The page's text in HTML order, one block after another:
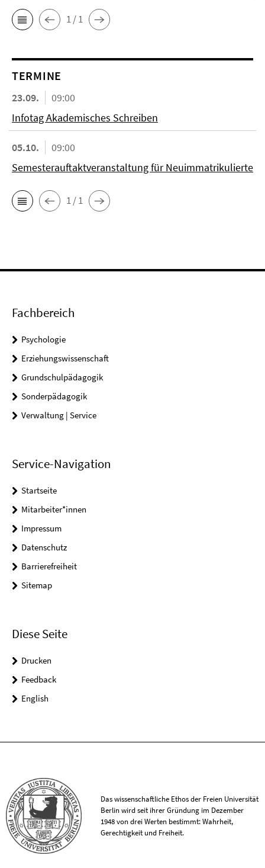
1 / 1
TERMINE
23.09.
09:00
Infotag Akademisches Schreiben
05.10.
09:00
Semesterauftaktveranstaltung für Neuimmatrikulierte
1 / 1
Fachbereich
Psychologie
Erziehungswissenschaft
Grundschulpädagogik
Sonderpädagogik
Verwaltung | Service
Service-Navigation
Startseite
Mitarbeiter*innen
Impressum
Datenschutz
Barrierefreiheit
Sitemap
Diese Seite
Drucken
Feedback
English
Das wissenschaftliche Ethos der Freien Universität
Berlin wird seit ihrer Gründung im Dezember
1948 von drei Werten bestimmt: Wahrheit,
Gerechtigkeit und Freiheit.